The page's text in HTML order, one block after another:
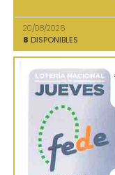
20/08/2026
8 DISPONIBLES